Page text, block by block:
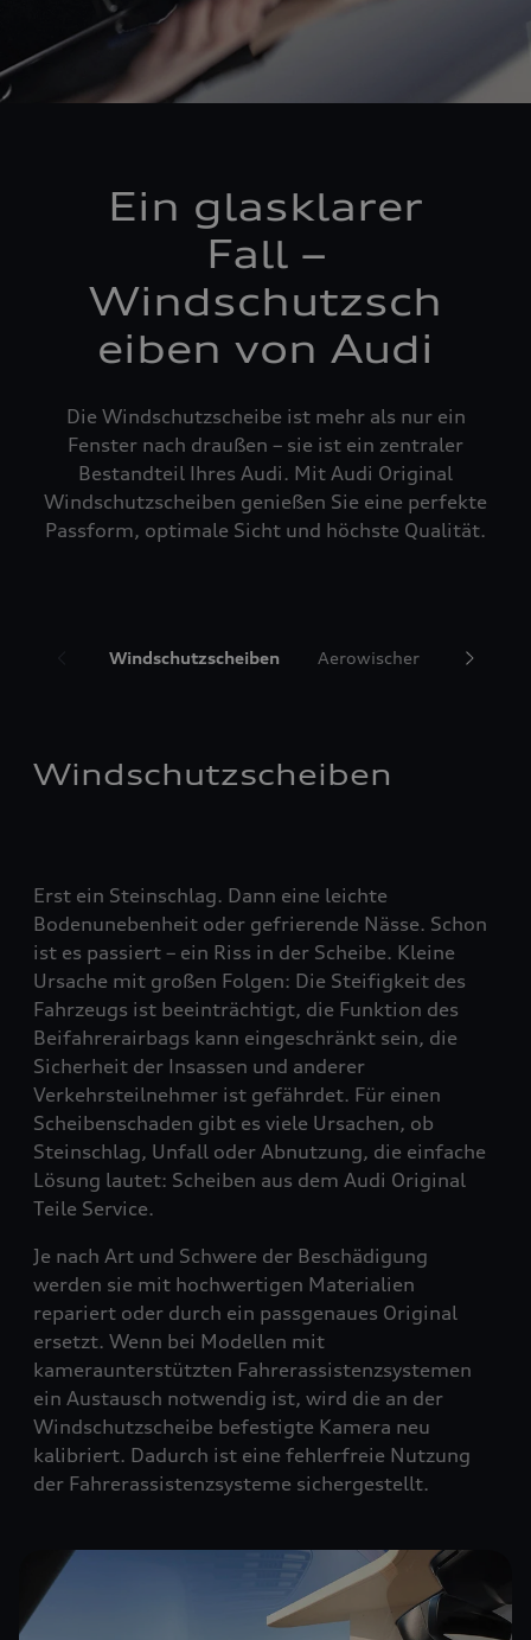
Ein glasklarer
Fall –
Windschutzsch
eiben von Audi
Die Windschutzscheibe ist mehr als nur ein
Fenster nach draußen – sie ist ein zentraler
Bestandteil Ihres Audi. Mit Audi Original
Windschutzscheiben genießen Sie eine perfekte
Passform, optimale Sicht und höchste Qualität.
Windschutzscheiben Aerowischer
Windschutzscheiben
Erst ein Steinschlag. Dann eine leichte
Bodenunebenheit oder gefrierende Nässe. Schon
ist es passiert – ein Riss in der Scheibe. Kleine
Ursache mit großen Folgen: Die Steifigkeit des
Fahrzeugs ist beeinträchtigt, die Funktion des
Beifahrerairbags kann eingeschränkt sein, die
Sicherheit der Insassen und anderer
Verkehrsteilnehmer ist gefährdet. Für einen
Scheibenschaden gibt es viele Ursachen, ob
Steinschlag, Unfall oder Abnutzung, die einfache
Lösung lautet: Scheiben aus dem Audi Original
Teile Service.
Je nach Art und Schwere der Beschädigung
werden sie mit hochwertigen Materialien
repariert oder durch ein passgenaues Original
ersetzt. Wenn bei Modellen mit
kameraunterstützten Fahrerassistenzsystemen
ein Austausch notwendig ist, wird die an der
Windschutzscheibe befestigte Kamera neu
kalibriert. Dadurch ist eine fehlerfreie Nutzung
der Fahrerassistenzsysteme sichergestellt.